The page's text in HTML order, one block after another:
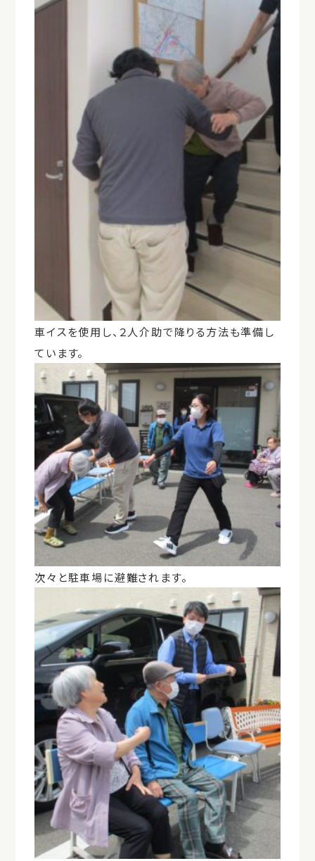
車イスを使用し、２人介助で降りる方法も準備し
ています。
次々と駐車場に避難されます。